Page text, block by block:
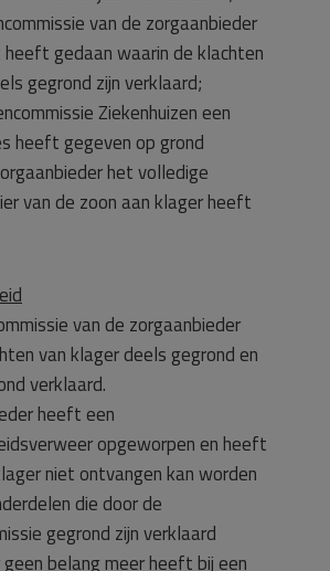
van de zorgaanbieder
gedaan waarin de klachten
gegrond zijn verklaard;
Ziekenhuizen een
heeft gegeven op grond
het volledige
van de zoon aan klager heeft
van de zorgaanbieder
van klager deels gegrond en
verklaard.
heeft een
opgeworpen en heeft
niet ontvangen kan worden
die door de
gegrond zijn verklaard
belang meer heeft bij een